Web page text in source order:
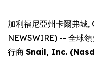
加利福尼亞州卡爾弗城,
NEWSWIRE) -- 全球
行商 Snail, Inc.